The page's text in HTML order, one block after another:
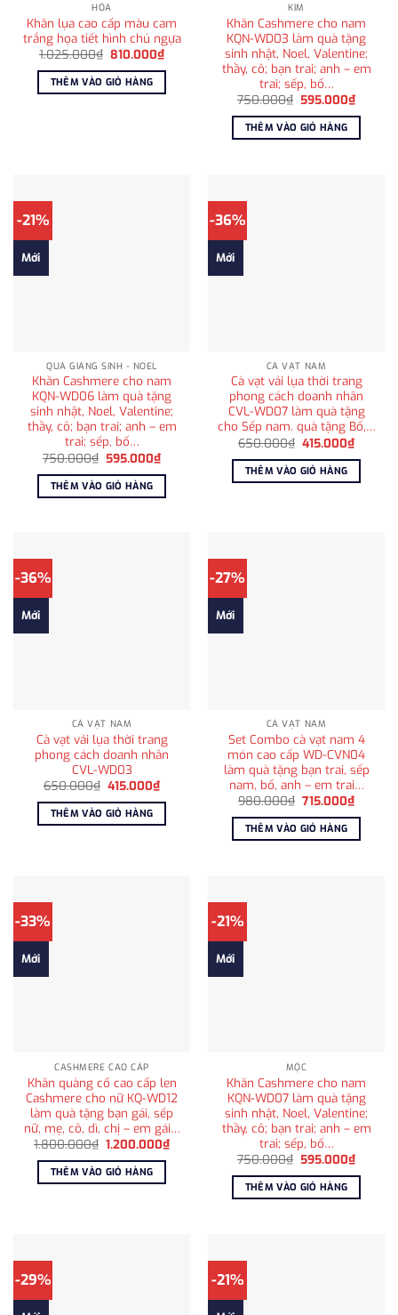
HỎA
Khăn lụa cao cấp màu cam
trắng họa tiết hình chú ngựa
1.025.000₫ Giá
là:
1.025.000₫.
810.000₫Giá
hiện
tại
810.000₫.
THÊM VÀO GIỎ HÀNG
KIM
Khăn Cashmere cho nam
KQN-WD03 làm quà tặng
sinh nhật, Noel, Valentine;
thầy, cô; bạn trai; anh – em
trai; sếp, bố…
750.000₫ Giá
là:
750.000₫.
595.000₫Giá
hiện
tại
THÊM VÀO GIỎ HÀNG
-21%
Mới
QUÀ GIÁNG SINH - NOEL
Khăn Cashmere cho nam
KQN-WD06 làm quà tặng
sinh nhật, Noel, Valentine;
thầy, cô; bạn trai; anh – em
trai; sếp, bố…
750.000₫ Giá
là:
750.000₫.
595.000₫Giá
hiện
tại
595.000₫.
THÊM VÀO GIỎ HÀNG
-36%
Mới
CÀ VẠT NAM
Cà vạt vải lụa thời trang
phong cách doanh nhân
CVL-WD07 làm quà tặng
cho Sếp nam. quà tặng Bố,…
650.000₫ Giá
là:
650.000₫.
415.000₫Giá
hiện
tại
THÊM VÀO GIỎ HÀNG
-36%
Mới
CÀ VẠT NAM
Cà vạt vải lụa thời trang
phong cách doanh nhân
CVL-WD03
650.000₫ Giá
là:
650.000₫.
415.000₫Giá
tại
THÊM VÀO GIỎ HÀNG
-27%
Mới
CÀ VẠT NAM
Set Combo cà vạt nam 4
món cao cấp WD-CVN04
làm quà tặng bạn trai, sếp
nam, bố, anh – em trai…
980.000₫ Giá
là:
980.000₫.
715.000₫Giá
tại
THÊM VÀO GIỎ HÀNG
-33%
Mới
CASHMERE CAO CẤP
Khăn quàng cổ cao cấp len
Cashmere cho nữ KQ-WD12
làm quà tặng bạn gái, sếp
nữ, mẹ, cô, dì, chị – em gái…
1.800.000₫ Giá
là:
1.800.000₫.
1.200.000₫Giá
hiện
THÊM VÀO GIỎ HÀNG
-21%
Mới
MỘC
Khăn Cashmere cho nam
KQN-WD07 làm quà tặng
sinh nhật, Noel, Valentine;
thầy, cô; bạn trai; anh – em
trai; sếp, bố…
750.000₫ Giá
là:
750.000₫.
595.000₫Giá
hiện
tại
THÊM VÀO GIỎ HÀNG
-29% -21%